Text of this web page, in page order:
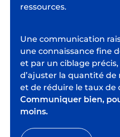
ressources.
Une communication raisonnée passe par
une connaissance fine
et par un ciblage
d’ajuster la quantité de
et de réduire le taux de
Communiquer bien,
moins.